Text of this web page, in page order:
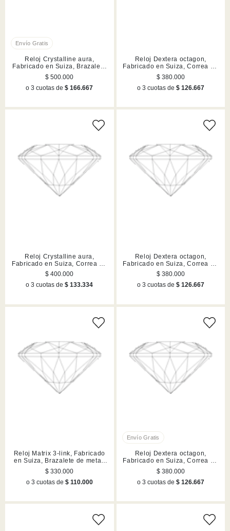
Reloj Crystalline aura,
Fabricado en Suiza, Brazalete
de metal, Rosa dorado,
Acabado en tono oro rosa
$ 500.000
o 3 cuotas de$ 166.667
Reloj Dextera octagon,
Fabricado en Suiza, Correa de
piel, Marrón, Acabado en tono
oro rosa
$ 380.000
o 3 cuotas de $ 126.667
Reloj Crystalline aura,
Fabricado en Suiza, Correa de
piel, Blanco, Acabado en tono
oro rosa
$ 400.000
o 3 cuotas de$ 133.334
Reloj Dextera octagon,
Fabricado en Suiza, Correa de
piel, Blanco, Acabado en tono
oro rosa
$ 380.000
o 3 cuotas de $ 126.667
Reloj Matrix 3-link, Fabricado
en Suiza, Brazalete de metal,
Plateado, Acabado en tono oro
rosa
$ 330.000
o 3 cuotas de $ 110.000
Reloj Dextera octagon,
Fabricado en Suiza, Correa de
piel, Rojo, Acabado en tono
oro rosa
$ 380.000
o 3 cuotas de $ 126.667